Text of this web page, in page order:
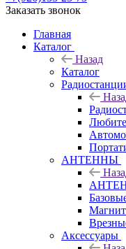
Заказать звонок
Главная
Каталог
Назад
Каталог
АНТЕННЫ
Аксессуары